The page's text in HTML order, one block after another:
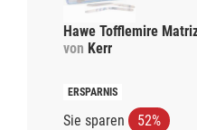
Hawe Tofflemire
von Kerr
Sie sparen 52%